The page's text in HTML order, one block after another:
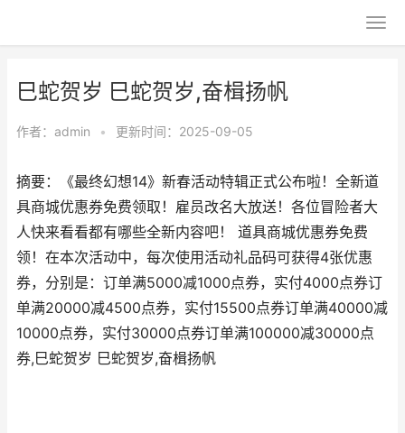
巳蛇贺岁 巳蛇贺岁,奋楫扬帆
作者： admin • 更新时间：2025-09-05
摘要：《最终幻想14》新春活动特辑正式公布啦！全新道
具商城优惠券免费领取！雇员改名大放送！各位冒险者大
人快来看看都有哪些全新内容吧！ 道具商城优惠券免费
领！在本次活动中，每次使用活动礼品码可获得4张优惠
券，分别是：订单满5000减1000点券，实付4000点券订
单满20000减4500点券，实付15500点券订单满40000减
10000点券，实付30000点券订单满100000减30000点
券,巳蛇贺岁 巳蛇贺岁,奋楫扬帆